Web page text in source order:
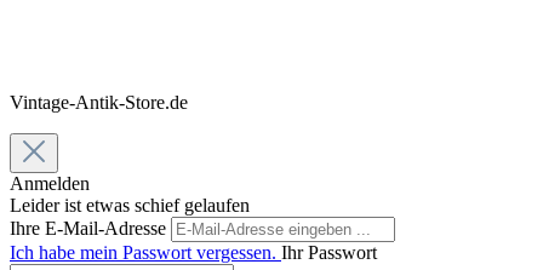
Vintage-Antik-Store.de
Anmelden
Leider ist etwas schief gelaufen
Ihre E-Mail-Adresse
Ich habe mein Passwort vergessen. Ihr Passwort